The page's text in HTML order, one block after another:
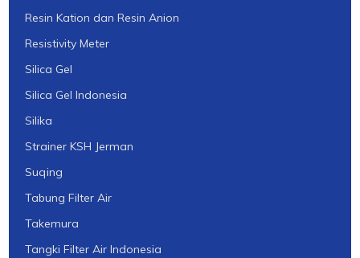
Resin Kation dan Resin Anion
Resistivity Meter
Silica Gel
Silica Gel Indonesia
Silika
Strainer KSH Jerman
Suqing
Tabung Filter Air
Takemura
Tangki Filter Air Indonesia